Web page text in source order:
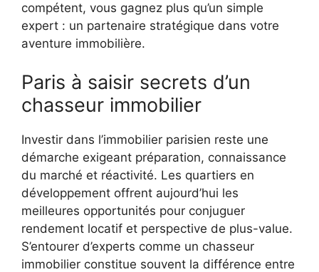
compétent, vous gagnez plus qu’un simple
expert : un partenaire stratégique dans votre
aventure immobilière.
Paris à saisir secrets d’un
chasseur immobilier
Investir dans l’immobilier parisien reste une
démarche exigeant préparation, connaissance
du marché et réactivité. Les quartiers en
développement offrent aujourd’hui les
meilleures opportunités pour conjuguer
rendement locatif et perspective de plus-value.
S’entourer d’experts comme un chasseur
immobilier constitue souvent la différence entre